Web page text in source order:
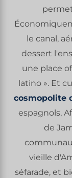
le canal,
dessert
une place
latino ». Et
cosmopolite
espagnols,
de
vieille
séfarade, et